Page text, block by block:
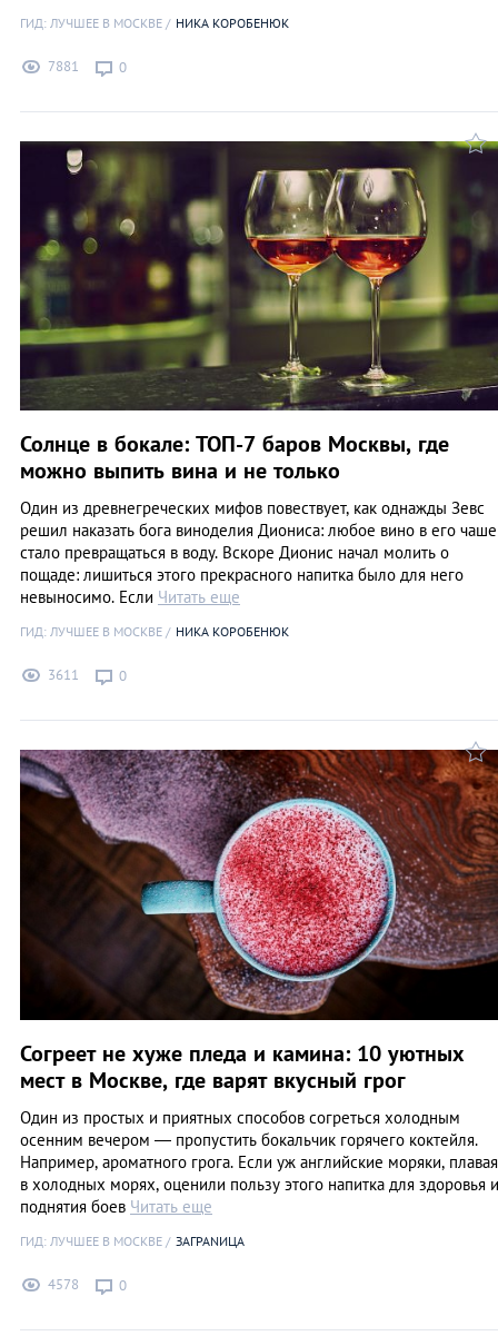
ГИД: ЛУЧШЕЕ В МОСКВЕ НИКА КОРОБЕНЮК
7881 0
Солнце в бокале: ТОП-7 баров Москвы, где
можно выпить вина и не только
Один из древнегреческих мифов повествует, как однажды Зевс
решил наказать бога виноделия Диониса: любое вино в его чаше
стало превращаться в воду. Вскоре Дионис начал молить о
пощаде: лишиться этого прекрасного напитка было для него
невыносимо. Если Читать еще
ГИД: ЛУЧШЕЕ В МОСКВЕ НИКА КОРОБЕНЮК
3611 0
Согреет не хуже пледа и камина: 10 уютных
мест в Москве, где варят вкусный грог
Один из простых и приятных способов согреться холодным
осенним вечером ― пропустить бокальчик горячего коктейля.
Например, ароматного грога. Если уж английские моряки, плавая
в холодных морях, оценили пользу этого напитка для здоровья и
поднятия боев Читать еще
ГИД: ЛУЧШЕЕ В МОСКВЕ ЗАГРАNИЦА
4578 0